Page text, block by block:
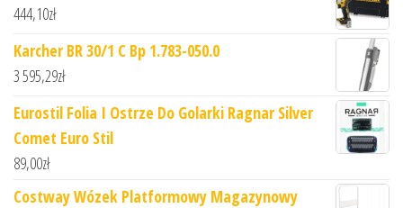
444,10zł
Karcher BR 30/1 C Bp 1.783-050.0
3 595,29zł
Eurostil Folia I Ostrze Do Golarki Ragnar Silver
Comet Euro Stil
89,00zł
Costway Wózek Platformowy Magazynowy